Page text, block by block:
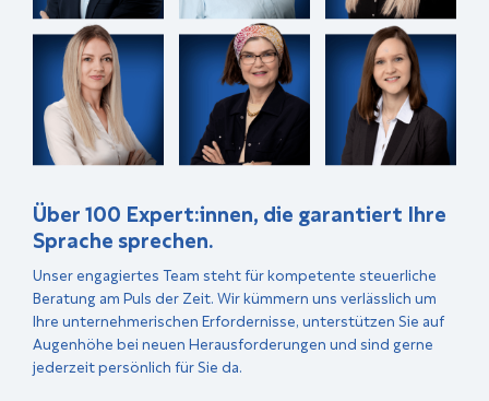
Über 100 Expert:innen, die garantiert Ihre
Sprache sprechen.
Unser engagiertes Team steht für kompetente steuerliche
Beratung am Puls der Zeit. Wir kümmern uns verlässlich um
Ihre unternehmerischen Erfordernisse, unterstützen Sie auf
Augenhöhe bei neuen Herausforderungen und sind gerne
jederzeit persönlich für Sie da.